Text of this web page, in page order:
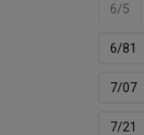
6/5
6/81
7/07
7/21